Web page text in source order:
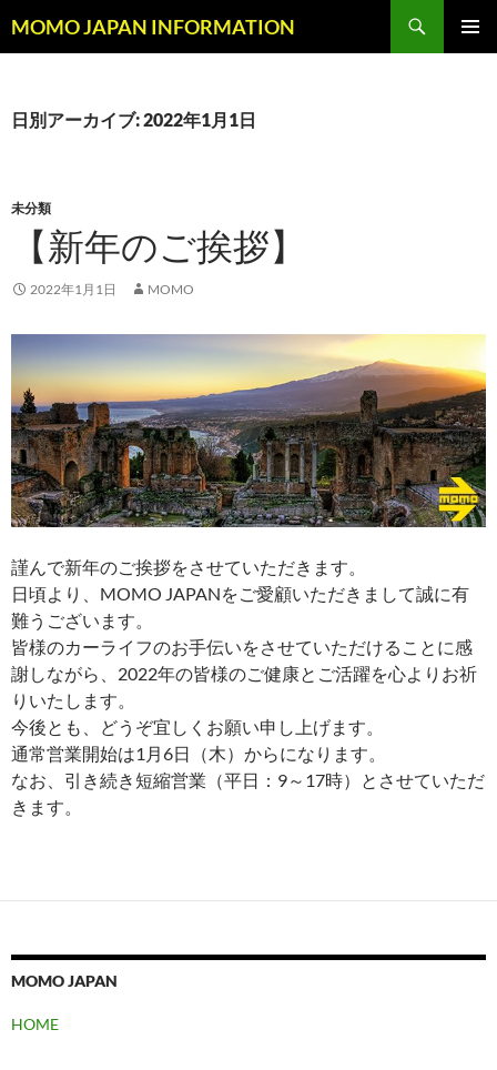
ン
ツ
キ
MOMO JAPAN INFORMATION
索
日別アーカイブ: 2022年1月1日
未分類
【新年のご挨拶】
2022年1月1日 MOMO
謹んで新年のご挨拶をさせていただきます。
日頃より、MOMO JAPANをご愛顧いただきまして誠に有
難うございます。
皆様のカーライフのお手伝いをさせていただけることに感
謝しながら、2022年の皆様のご健康とご活躍を心よりお祈
りいたします。
今後とも、どうぞ宜しくお願い申し上げます。
通常営業開始は1月6日（木）からになります。
なお、引き続き短縮営業（平日：9～17時）とさせていただ
きます。
MOMO JAPAN
HOME